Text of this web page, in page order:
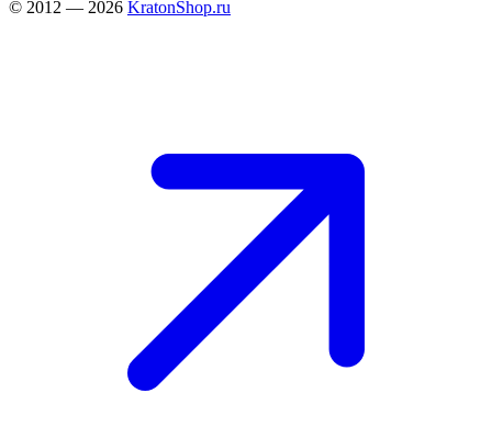
© 2012 — 2026 KratonShop.ru